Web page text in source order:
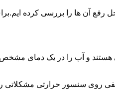
رفع آن ها را بررسی کرده
هستند و آب را در یک دمای مشخص
روی سنسور حرارتی مشکلاتی